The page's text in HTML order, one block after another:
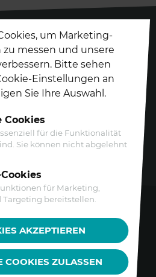
Sie uns auf
um Marketing-
messen und unsere
Bitte sehen
Einstellungen an
Sie Ihre Auswahl.
Cookies
für die Funktionalität
Sie können nicht abgelehnt
für Marketing,
bereitstellen.
AKZEPTIEREN
COOKIES ZULASSEN